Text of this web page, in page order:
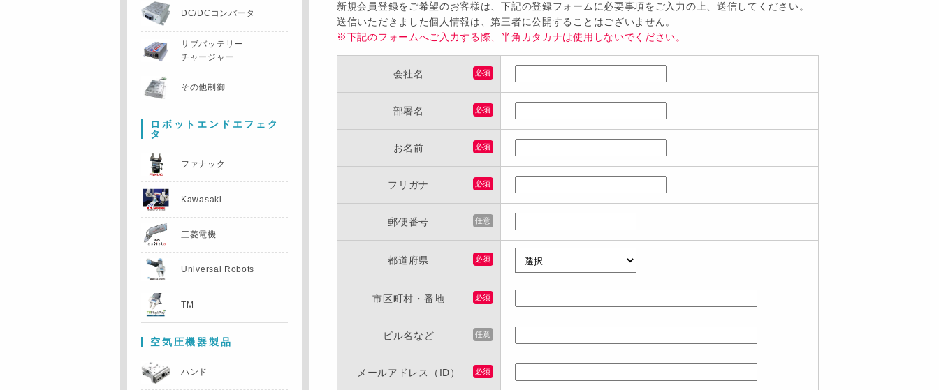
新規会員登録をご希望のお客様は、下記の登録フォームに必要事項をご入力の上、送信してください。
送信いただきました個人情報は、第三者に公開することはございません。
※下記のフォームへご入力する際、半角カタカナは使用しないでください。
会社名 必須
部署名 必須
お名前 必須
フリガナ 必須
郵便番号 任意
都道府県 必須
市区町村・番地 必須
ビル名など 任意
メールアドレス（ID） 必須
DC/DCコンバータ
サブバッテリー
チャージャー
その他制御
ロボットエンドエフェク
タ
ファナック
Kawasaki
三菱電機
Universal Robots
TM
空気圧機器製品
ハンド